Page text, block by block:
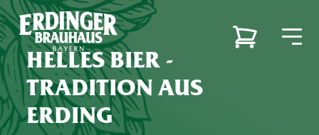
Unsere MarkenZurück
Zurück
Zurück
Zurück
HELLES BIER -
TRADITION AUS
ERDING